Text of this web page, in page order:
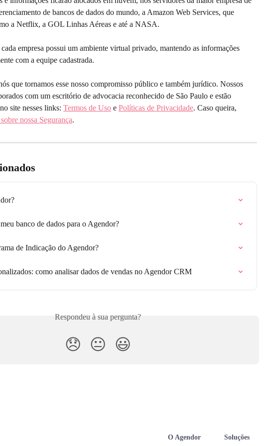
de bancos de dados do mundo, a Amazon Web Services, que
a Netflix, a GOL Linhas Aéreas e até a NASA.
empresa possui um ambiente virtual privado, mantendo as informações
com a equipe cadastrada.
que tornamos esse nosso compromisso público e também jurídico. Nossos
com um escritório de advocacia reconhecido de São Paulo e estão
site nesses links: Termos de Uso e Políticas de Privacidade. Caso queira,
nossa Segurança.
banco de dados para o Agendor?
de Indicação do Agendor?
como analisar dados de vendas no Agendor CRM
Respondeu à sua pergunta?
😞 😐 😃
O Agendor Soluções